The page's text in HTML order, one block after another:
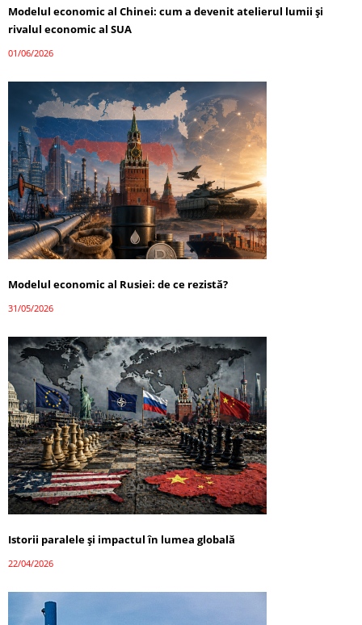
Modelul economic al Chinei: cum a devenit atelierul lumii și
rivalul economic al SUA
01/06/2026
Modelul economic al Rusiei: de ce rezistă?
31/05/2026
Istorii paralele și impactul în lumea globală
22/04/2026